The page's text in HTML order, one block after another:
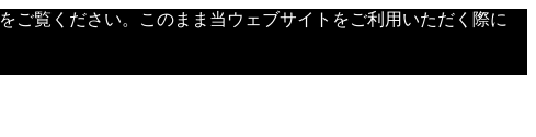
をご覧ください。このまま当ウェブサイトをご利用いただく際に